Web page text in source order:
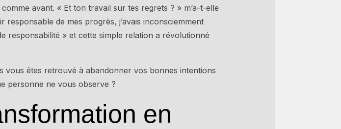
avant. « Et ton travail sur tes regrets ? » m’a-t-elle
responsable de mes progrès, j’avais inconsciemment
responsabilité » et cette simple relation a révolutionné
vous êtes retrouvé à abandonner vos bonnes intentions
personne ne vous observe ?
en